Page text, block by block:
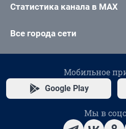
Статистика канала в MAX
Все города сети
Мобильное
Google Play
Мы в